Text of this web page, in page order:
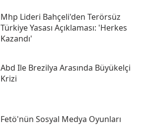
Mhp Lideri Bahçeli'den Terörsüz
Türkiye Yasası Açıklaması: 'herkes
Kazandı'
Abd Ile Brezilya Arasında Büyükelçi
Krizi
Fetö'nün Sosyal Medya Oyunları